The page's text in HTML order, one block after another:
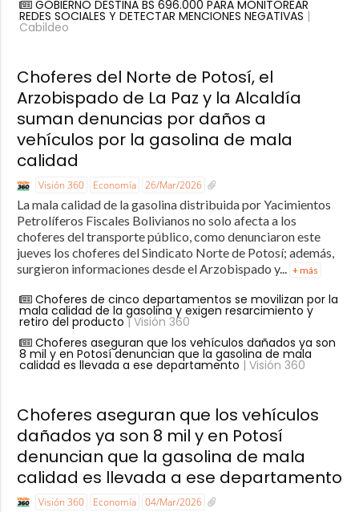
GOBIERNO DESTINA BS 696.000 PARA MONITOREAR
REDES SOCIALES Y DETECTAR MENCIONES NEGATIVAS |
Cabildeo
Choferes del Norte de Potosí, el
Arzobispado de La Paz y la Alcaldía
suman denuncias por daños a
vehículos por la gasolina de mala
calidad
Visión 360 Economía 26/Mar/2026
La mala calidad de la gasolina distribuida por Yacimientos
Petrolíferos Fiscales Bolivianos no solo afecta a los
choferes del transporte público, como denunciaron este
jueves los choferes del Sindicato Norte de Potosí; además,
surgieron informaciones desde el Arzobispado y...
+ más
Choferes de cinco departamentos se movilizan por la
mala calidad de la gasolina y exigen resarcimiento y
retiro del producto | Visión 360
Choferes aseguran que los vehículos dañados ya son
8 mil y en Potosí denuncian que la gasolina de mala
calidad es llevada a ese departamento | Visión 360
Choferes aseguran que los vehículos
dañados ya son 8 mil y en Potosí
denuncian que la gasolina de mala
calidad es llevada a ese departamento
Visión 360 Economía 04/Mar/2026